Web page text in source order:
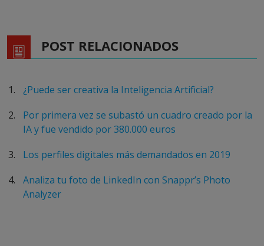
POST RELACIONADOS
¿Puede ser creativa la Inteligencia Artificial?
Por primera vez se subastó un cuadro creado por la
IA y fue vendido por 380.000 euros
Los perfiles digitales más demandados en 2019
Analiza tu foto de LinkedIn con Snappr’s Photo
Analyzer